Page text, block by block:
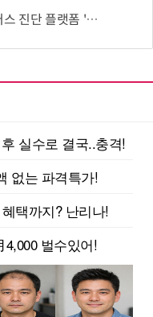
폼 '퓨전 어세이' 개발